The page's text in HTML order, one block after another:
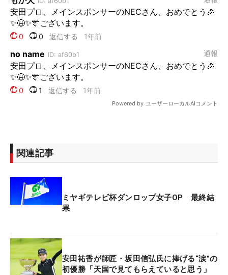
関連記事
ミヤギテレビ杯ダンロップ女子OP 最終結
果
安田祐香が師匠・坂田信弘氏に捧げる“涙”の
初優勝「天国で見てもらえていると思う」